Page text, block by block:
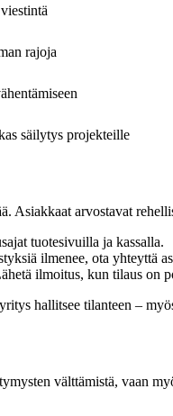
rajoja
säilytys projekteille
Asiakkaat arvostavat
tuotesivuilla ja kassalla.
ilmenee, ota yhteyttä
ilmoitus, kun tilaus on
hallitsee tilanteen –
välttämistä, vaan